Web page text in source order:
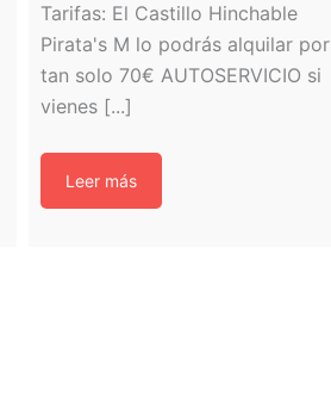
Tarifas: El Castillo Hinchable
Pirata's M lo podrás alquilar por
tan solo 70€ AUTOSERVICIO si
vienes [...]
Leer más